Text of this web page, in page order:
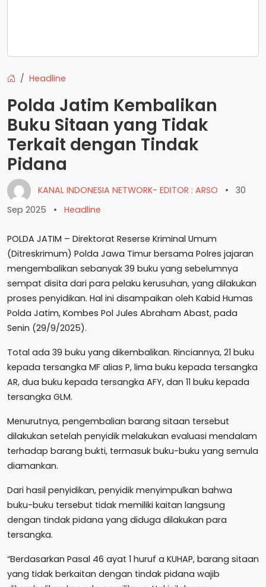
Headline
Polda Jatim Kembalikan
Buku Sitaan yang Tidak
Terkait dengan Tindak
Pidana
KANAL INDONESIA NETWORK- EDITOR : ARSO •
30
Sep 2025
• Headline
POLDA JATIM – Direktorat Reserse Kriminal Umum
(Ditreskrimum) Polda Jawa Timur bersama Polres jajaran
mengembalikan sebanyak 39 buku yang sebelumnya
sempat disita dari para pelaku kerusuhan, yang dilakukan
proses penyidikan. Hal ini disampaikan oleh Kabid Humas
Polda Jatim, Kombes Pol Jules Abraham Abast, pada
Senin (29/9/2025).
Total ada 39 buku yang dikembalikan. Rinciannya, 21 buku
kepada tersangka MF alias P, lima buku kepada tersangka
AR, dua buku kepada tersangka AFY, dan 11 buku kepada
tersangka GLM.
Menurutnya, pengembalian barang sitaan tersebut
dilakukan setelah penyidik melakukan evaluasi mendalam
terhadap barang bukti, termasuk buku-buku yang semula
diamankan.
Dari hasil penyidikan, penyidik menyimpulkan bahwa
buku-buku tersebut tidak memiliki kaitan langsung
dengan tindak pidana yang diduga dilakukan para
tersangka.
“Berdasarkan Pasal 46 ayat 1 huruf a KUHAP, barang sitaan
yang tidak berkaitan dengan tindak pidana wajib